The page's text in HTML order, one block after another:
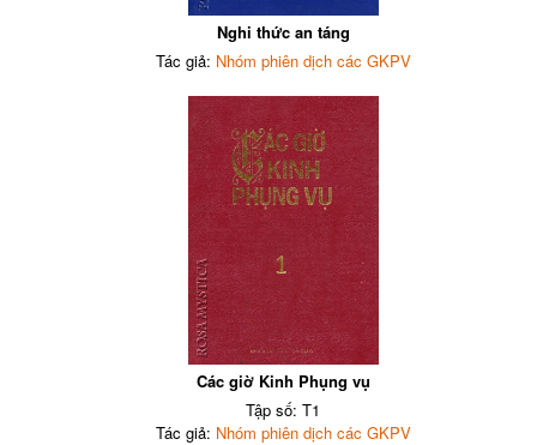
Nghi thức an táng
Tác giả: Nhóm phiên dịch các GKPV
Các giờ Kinh Phụng vụ
Tập số: T1
Tác giả: Nhóm phiên dịch các GKPV